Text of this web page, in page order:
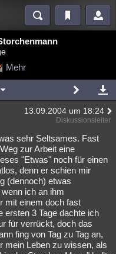
Mystery Kriminalfälle
Ufologie
Literatur
Gaming Filme
Allmystery English
Mehr
13.09.2004 um 18:24
Diskussionsleiter
sehr Seltsames. Fast
zur Arbeit eine
"Etwas" noch für einen
denn er schien mir
(dennoch) etwas
ich an ihm
mit einem doch fast
ersten 3 Tage dachte ich
für verrückt, doch das
fing von Tag zu Tag an,
mein Leben zu wissen, als